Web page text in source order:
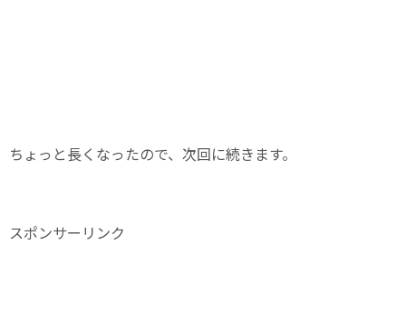
ちょっと長くなったので、次回に続きます。
スポンサーリンク